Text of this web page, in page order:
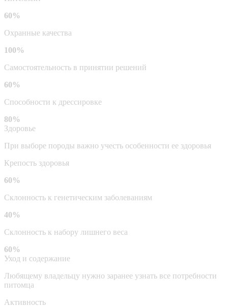
60%
Охранные качества
100%
Самостоятельность в принятии решений
60%
Способности к дрессировке
80%
Здоровье
При выборе породы важно учесть особенности ее здоровья
Крепость здоровья
60%
Склонность к генетическим заболеваниям
40%
Склонность к набору лишнего веса
60%
Уход и содержание
Любящему владельцу нужно заранее узнать все потребности
питомца
Активность